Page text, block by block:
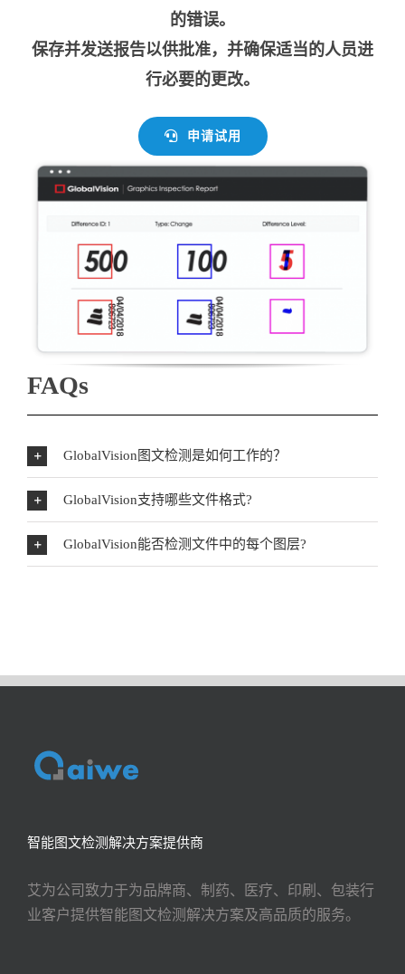
的错误。
保存并发送报告以供批准，并确保适当的人员进
行必要的更改。
申请试用
FAQs
GlobalVision图文检测是如何工作的？
GlobalVision支持哪些文件格式?
GlobalVision能否检测文件中的每个图层?
智能图文检测解决方案提供商
艾为公司致力于为品牌商、制药、医疗、印刷、包装行
业客户提供智能图文检测解决方案及高品质的服务。